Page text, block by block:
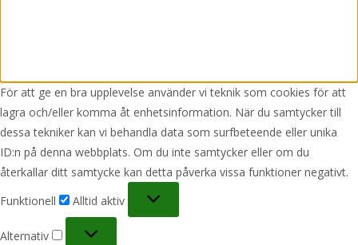
För att ge en bra upplevelse använder vi teknik som cookies för att
lagra och/eller komma åt enhetsinformation. När du samtycker till
dessa tekniker kan vi behandla data som surfbeteende eller unika
ID:n på denna webbplats. Om du inte samtycker eller om du
återkallar ditt samtycke kan detta påverka vissa funktioner negativt.
Funktionell
Alltid aktiv
Alternativ